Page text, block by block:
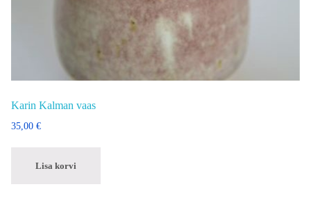
Karin Kalman vaas
35,00 €
Lisa korvi